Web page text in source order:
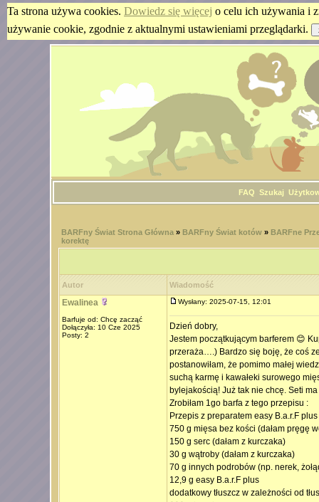
Ta strona używa cookies. Dowiedz się więcej o celu ich używania i
używanie cookie, zgodnie z aktualnymi ustawieniami przeglądarki.
FAQ Szukaj
BARFny Świat Strona Główna» BARFny Świat kotów» BARFne
korektę
Autor Wiadomość
Ewalinea
Barfuje od: Chcę zacząć
Dołączyła: 10 Cze 2025
Posty: 2
Wysłany: 2025-07-15, 12:01
Dzień dobry,
Jestem początkującym barferem 😊
przeraża….) Bardzo się boję, że coś
postanowiłam, że pomimo małej
suchą karmę i kawałeki surowego
bylejakością! Już tak nie chcę. Seti
Zrobiłam 1go barfa z tego przepisu :
Przepis z preparatem easy B.a.r.F plus
750 g mięsa bez kości (dałam pręgę
150 g serc (dałam z kurczaka)
30 g wątroby (dałam z kurczaka)
70 g innych podrobów (np. nerek,
12,9 g easy B.a.r.F plus
dodatkowy tłuszcz w zależności od